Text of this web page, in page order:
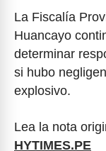
La Fiscalía
Huancayo
determinar
si hubo
explosivo.
Lea la nota
HYTIMES.PE